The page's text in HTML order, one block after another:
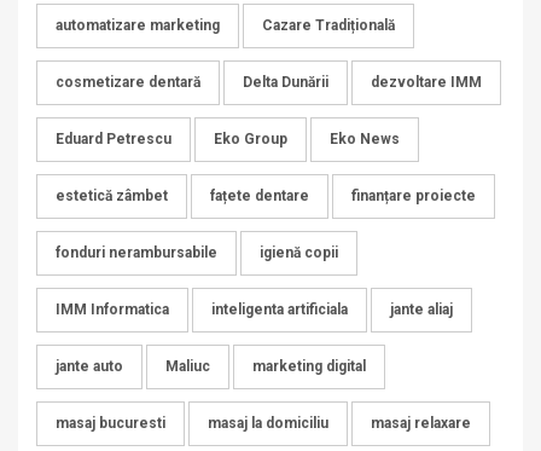
automatizare marketing Cazare Tradițională
cosmetizare dentară Delta Dunării dezvoltare IMM
Eduard Petrescu Eko Group Eko News
estetică zâmbet fațete dentare finanțare proiecte
fonduri nerambursabile igienă copii
IMM Informatica inteligenta artificiala jante aliaj
jante auto Maliuc marketing digital
masaj bucuresti masaj la domiciliu masaj relaxare